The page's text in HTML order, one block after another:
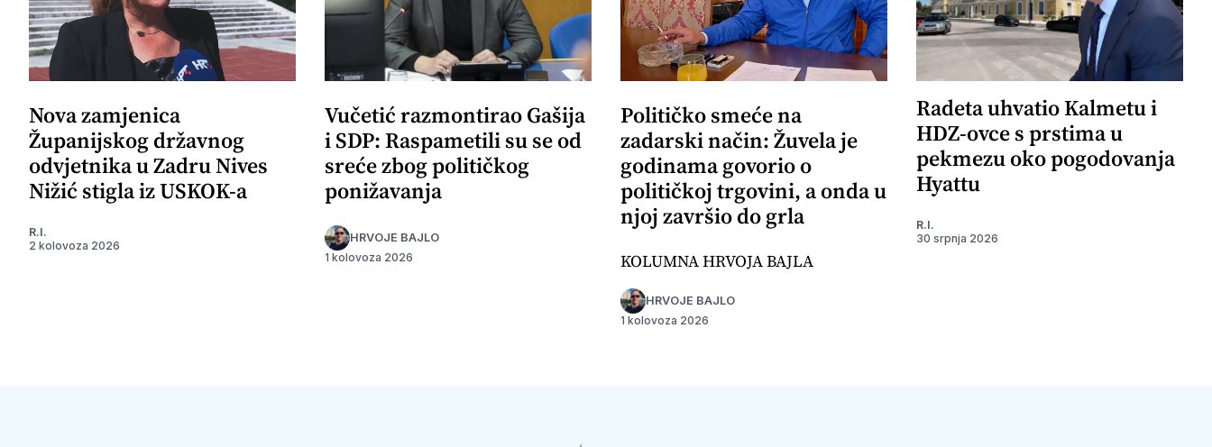
Nova zamjenica
Županijskog državnog
odvjetnika u Zadru Nives
Nižić stigla iz USKOK-a
R.I.
2 kolovoza 2026
Vučetić razmontirao Gašija
i SDP: Raspametili su se od
sreće zbog političkog
ponižavanja
HRVOJE BAJLO
1 kolovoza 2026
Političko smeće na
zadarski način: Žuvela je
godinama govorio o
političkoj trgovini, a onda u
njoj završio do grla
KOLUMNA HRVOJA BAJLA
HRVOJE BAJLO
1 kolovoza 2026
Radeta uhvatio Kalmetu i
HDZ-ovce s prstima u
pekmezu oko pogodovanja
Hyattu
R.I.
30 srpnja 2026